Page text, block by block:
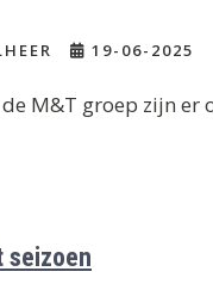
19-06-2025
M&T groep zijn
seizoen